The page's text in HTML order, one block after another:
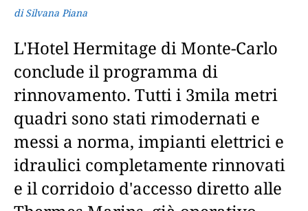
di Silvana Piana
L'Hotel Hermitage di Monte-Carlo
conclude il programma di
rinnovamento. Tutti i 3mila metri
quadri sono stati rimodernati e
messi a norma, impianti elettrici e
idraulici completamente rinnovati
e il corridoio d'accesso diretto alle